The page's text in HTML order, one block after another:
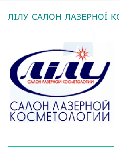
ЛІЛУ САЛОН ЛАЗЕРНОЇ